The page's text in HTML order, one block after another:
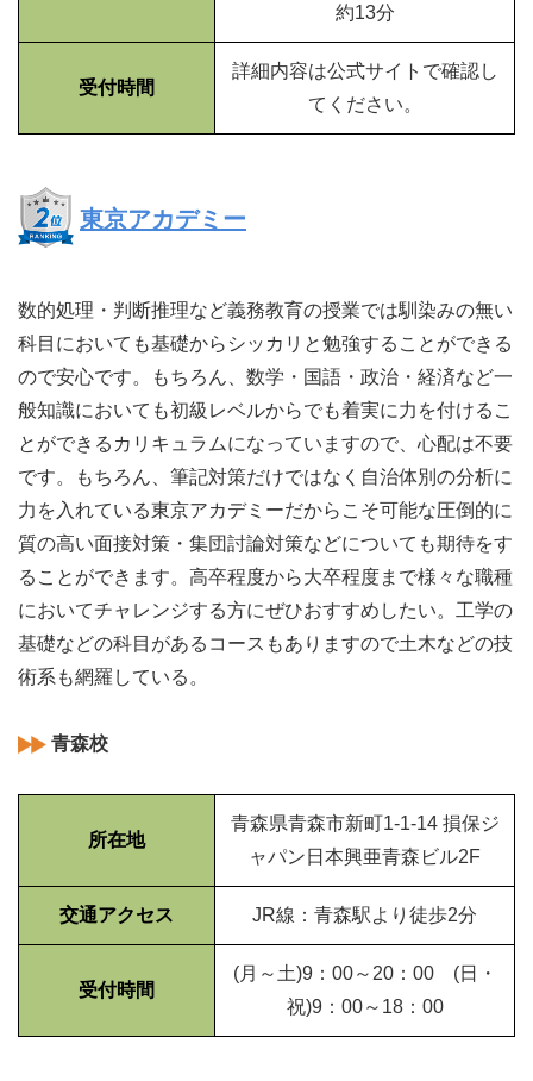
約13分
受付時間
詳細内容は公式サイトで確認し
てください。
東京アカデミー
数的処理・判断推理など義務教育の授業では馴染みの無い
科目においても基礎からシッカリと勉強することができる
ので安心です。もちろん、数学・国語・政治・経済など一
般知識においても初級レベルからでも着実に力を付けるこ
とができるカリキュラムになっていますので、心配は不要
です。もちろん、筆記対策だけではなく自治体別の分析に
力を入れている東京アカデミーだからこそ可能な圧倒的に
質の高い面接対策・集団討論対策などについても期待をす
ることができます。高卒程度から大卒程度まで様々な職種
においてチャレンジする方にぜひおすすめしたい。工学の
基礎などの科目があるコースもありますので土木などの技
術系も網羅している。
青森校
所在地
青森県青森市新町1-1-14 損保ジ
ャパン日本興亜青森ビル2F
交通アクセス JR線：青森駅より徒歩2分
受付時間
(月～土)9：00～20：00 (日・
祝)9：00～18：00